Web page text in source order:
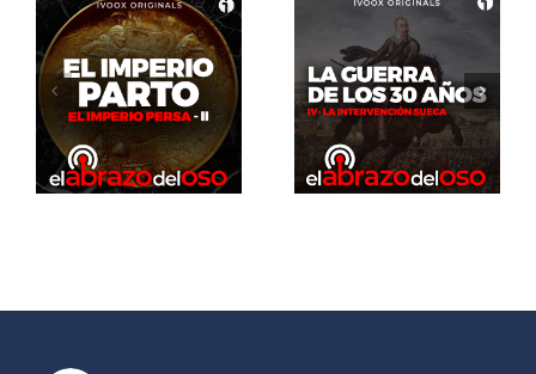
El Abrazo
del Oso. La
guerra de
los 30 años:
La
intervención
El Abrazo
del Oso.
Dinosaurios
Live Stream